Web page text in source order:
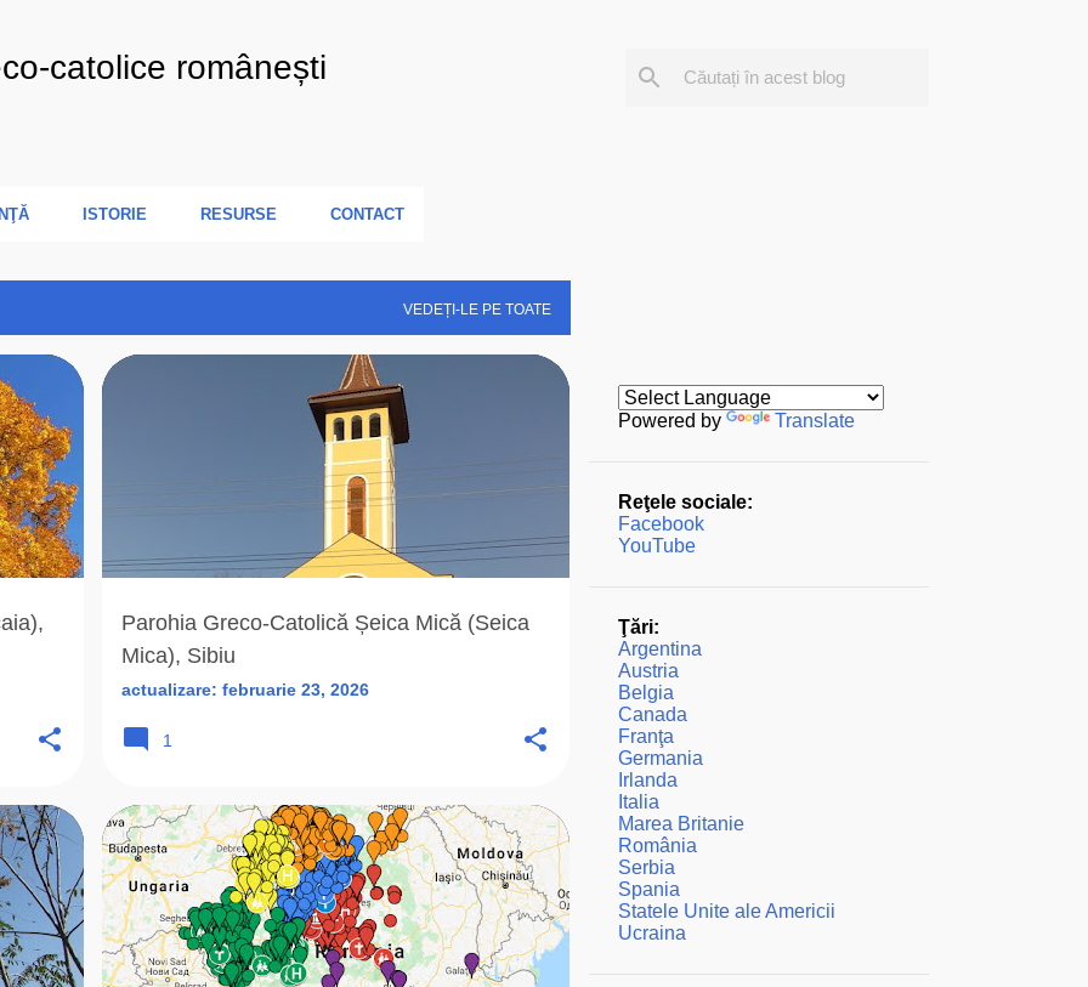
catolice românești
ISTORIE RESURSE CONTACT
VEDEȚI-LE PE TOATE
+
Parohia Greco-Catolică Șeica Mică (Seica
Mica), Sibiu
actualizare: februarie 23, 2026
BISERICA ROMANA UNITA
1
+6 BISTRITA-NASAUD (BN) CAPELA ROMANA UNITA +6
Powered by Translate
Reţele sociale:
Facebook
YouTube
Ţări:
Argentina
Austria
Belgia
Canada
Franţa
Germania
Irlanda
Italia
Marea Britanie
România
Serbia
Spania
Statele Unite ale Americii
Ucraina